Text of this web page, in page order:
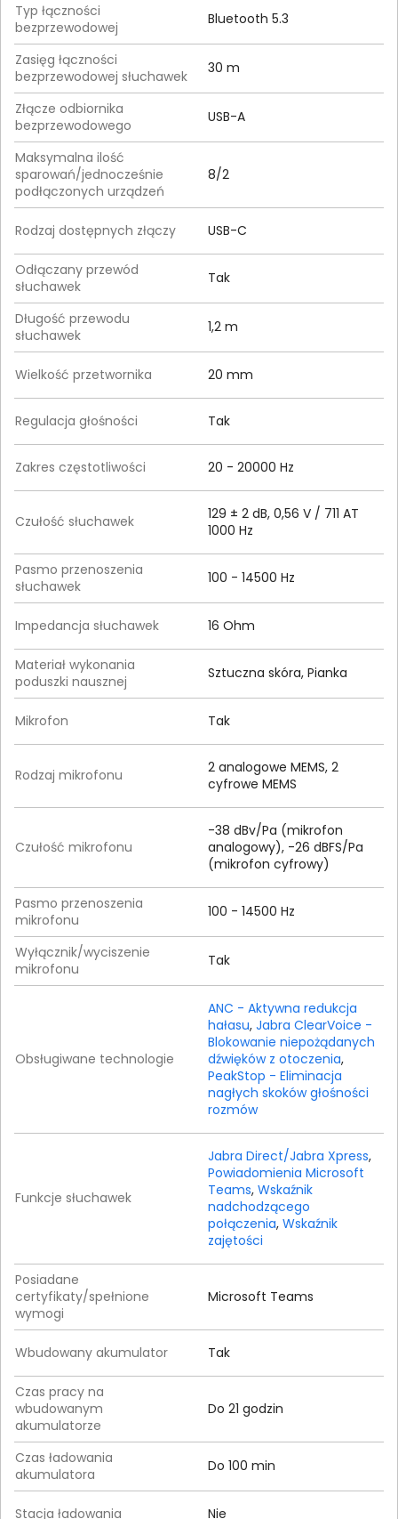
Typ łączności
bezprzewodowej
Bluetooth 5.3
Zasięg łączności
bezprzewodowej słuchawek
30 m
Złącze odbiornika
bezprzewodowego
USB-A
Maksymalna ilość
sparowań/jednocześnie
podłączonych urządzeń
8/2
Rodzaj dostępnych złączy USB-C
Odłączany przewód
słuchawek
Tak
Długość przewodu
słuchawek
1,2 m
Wielkość przetwornika 20 mm
Regulacja głośności Tak
Zakres częstotliwości 20 - 20000 Hz
Czułość słuchawek
129 ± 2 dB, 0,56 V / 711 AT
1000 Hz
Pasmo przenoszenia
słuchawek
100 - 14500 Hz
Impedancja słuchawek 16 Ohm
Materiał wykonania
poduszki nausznej
Sztuczna skóra, Pianka
Mikrofon Tak
Rodzaj mikrofonu
2 analogowe MEMS, 2
cyfrowe MEMS
Czułość mikrofonu
-38 dBv/Pa (mikrofon
analogowy), -26 dBFS/Pa
(mikrofon cyfrowy)
Pasmo przenoszenia
mikrofonu
100 - 14500 Hz
Wyłącznik/wyciszenie
mikrofonu
Tak
Obsługiwane technologie
ANC - Aktywna redukcja
hałasu, Jabra ClearVoice -
Blokowanie niepożądanych
dźwięków z otoczenia,
PeakStop - Eliminacja
nagłych skoków głośności
rozmów
Funkcje słuchawek
Jabra Direct/Jabra Xpress,
Powiadomienia Microsoft
Teams, Wskaźnik
nadchodzącego
połączenia, Wskaźnik
zajętości
Posiadane
certyfikaty/spełnione
wymogi
Microsoft Teams
Wbudowany akumulator Tak
Czas pracy na
wbudowanym
akumulatorze
Do 21 godzin
Czas ładowania
akumulatora
Do 100 min
Stacja ładowania Nie